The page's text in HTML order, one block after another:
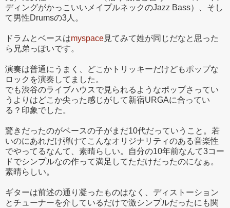
ディングがかっこいいメイプルネックのJazz Bass）、そし
て男性Drumsの3人。
ドラムとベースはmyspace見てみて姓が同じだなと思った
ら兄弟っぽいです。
演奏は普通にうまく、どこかトリッキーだけどもポップな
ロックを演奏してました。
でも渋谷のライブハウスで見られるようなポップさってい
うよりはどこか尖った感じがして新宿URGAに合ってい
る？印象でした。
驚きだったのがベースの子がまだ10代だっていうこと。若
いのにあれだけ弾けてこんなオリジナリティのある音楽性
でやってるなんて、素晴らしい。自分の10年前なんて3コー
ドでシンプルなの作って満足してただけだったのになぁ。
素晴らしい。
ギターは前述の通り凝ったものはなく、ディストーション
とチューナーを介しているだけで激シンプルだったにも関